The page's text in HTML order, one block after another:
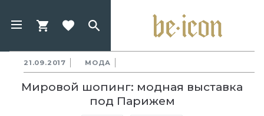
21.09.2017 МОДА
Мировой шопинг: модная выставка
под Парижем